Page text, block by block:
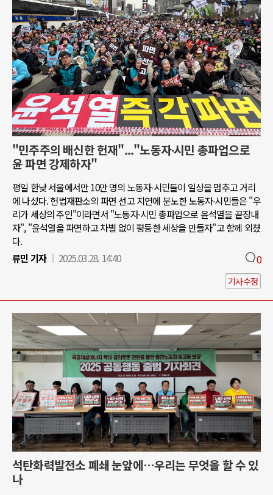
"민주주의 배신한 헌재"..."노동자∙시민 총파업으로
윤 파면 강제하자"
평일 한낮 서울에서만 10만 명의 노동자∙시민들이 일상을 멈추고 거리
에 나섰다. 헌법재판소의 파면 선고 지연에 분노한 노동자∙시민들은 "우
리가 세상의 주인"이라면서 "노동자∙시민 총파업으로 윤석열을 끝장내
자", "윤석열을 파면하고 차별 없이 평등한 세상을 만들자"고 함께 외쳤
다.
류민 기자
2025.03.28. 14:40 0
기사수정
석탄화력발전소 폐쇄 눈앞에…우리는 무엇을 할 수 있
나